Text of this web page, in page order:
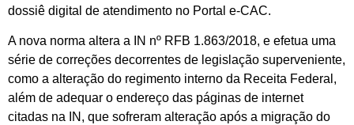
dossiê digital de atendimento no Portal e-CAC.
A nova norma altera a IN nº RFB 1.863/2018, e efetua uma
série de correções decorrentes de legislação superveniente,
como a alteração do regimento interno da Receita Federal,
além de adequar o endereço das páginas de internet
citadas na IN, que sofreram alteração após a migração do